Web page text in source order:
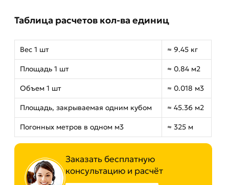
Таблица расчетов кол-ва единиц
Вес 1 шт ≈ 9.45 кг
Площадь 1 шт ≈ 0.84 м2
Объем 1 шт ≈ 0.018 м3
Площадь, закрываемая одним кубом ≈ 45.36 м2
Погонных метров в одном м3 ≈ 325 м
Заказать бесплатную
консультацию и расчёт